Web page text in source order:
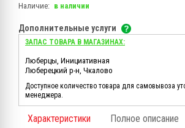
Наличие: в наличии
Дополнительные услуги
ЗАПАС ТОВАРА В МАГАЗИНАХ:
Люберцы, Инициативная
Люберецкий р-н, Чкалово
Доступное количество товара для самовывоза
менеджера.
Характеристики Полное описание